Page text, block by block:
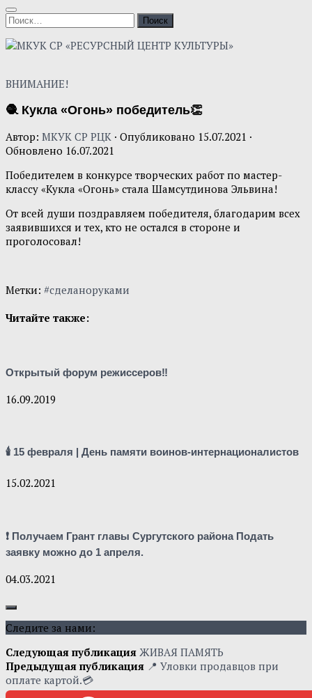
ВНИМАНИЕ!
🧶 Кукла «Огонь» победитель👏
Автор: МКУК СР РЦК · Опубликовано 15.07.2021 ·
Обновлено 16.07.2021
Победителем в конкурсе творческих работ по мастер-
классу «Кукла «Огонь» стала Шамсутдинова Эльвина!
От всей души поздравляем победителя, благодарим всех
заявившихся и тех, кто не остался в стороне и
проголосовал!
Метки: #сделаноруками
Читайте также:
Открытый форум режиссеров‼
16.09.2019
🕯 15 февраля | День памяти воинов-интернационалистов
15.02.2021
❗ Получаем Грант главы Сургутского района Подать
заявку можно до 1 апреля.
04.03.2021
Следите за нами:
Следующая публикация ЖИВАЯ ПАМЯТЬ
Предыдущая публикация 📍 Уловки продавцов при
оплате картой.💳